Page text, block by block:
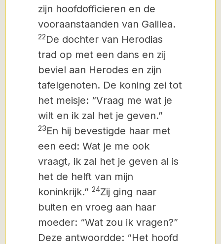
zijn hoofdofficieren en de
vooraanstaanden van Galilea.
22De dochter van Herodias
trad op met een dans en zij
beviel aan Herodes en zijn
tafelgenoten. De koning zei tot
het meisje: “Vraag me wat je
wilt en ik zal het je geven.”
23En hij bevestigde haar met
een eed: Wat je me ook
vraagt, ik zal het je geven al is
het de helft van mijn
koninkrijk.” 24Zij ging naar
buiten en vroeg aan haar
moeder: “Wat zou ik vragen?”
Deze antwoordde: “Het hoofd